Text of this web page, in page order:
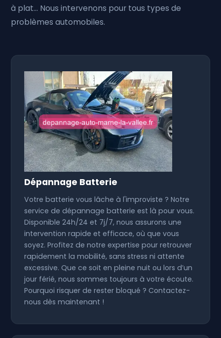
à plat… Nous intervenons pour tous types de
problèmes automobiles.
Dépannage Batterie
Votre batterie vous lâche à l'improviste ? Notre
service de dépannage batterie est là pour vous.
Disponible 24h/24 et 7j/7, nous assurons une
intervention rapide et efficace, où que vous
soyez. Profitez de notre expertise pour retrouver
rapidement la mobilité, sans stress ni attente
excessive. Que ce soit en pleine nuit ou lors d’un
jour férié, nous sommes toujours à votre écoute.
Pourquoi risquer de rester bloqué ? Contactez-
nous dès maintenant !